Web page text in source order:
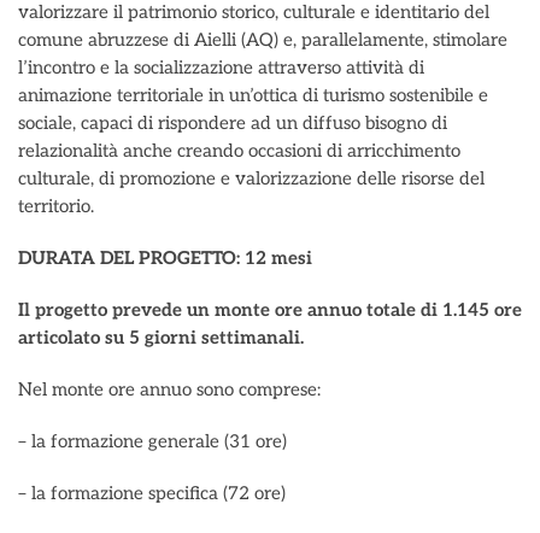
valorizzare il patrimonio storico, culturale e identitario del
comune abruzzese di Aielli (AQ) e, parallelamente, stimolare
l’incontro e la socializzazione attraverso attività di
animazione territoriale in un’ottica di turismo sostenibile e
sociale, capaci di rispondere ad un diffuso bisogno di
relazionalità anche creando occasioni di arricchimento
culturale, di promozione e valorizzazione delle risorse del
territorio.
DURATA DEL PROGETTO: 12 mesi
Il progetto prevede un monte ore annuo totale di 1.145 ore
articolato su 5 giorni settimanali.
Nel monte ore annuo sono comprese:
– la formazione generale (31 ore)
– la formazione specifica (72 ore)